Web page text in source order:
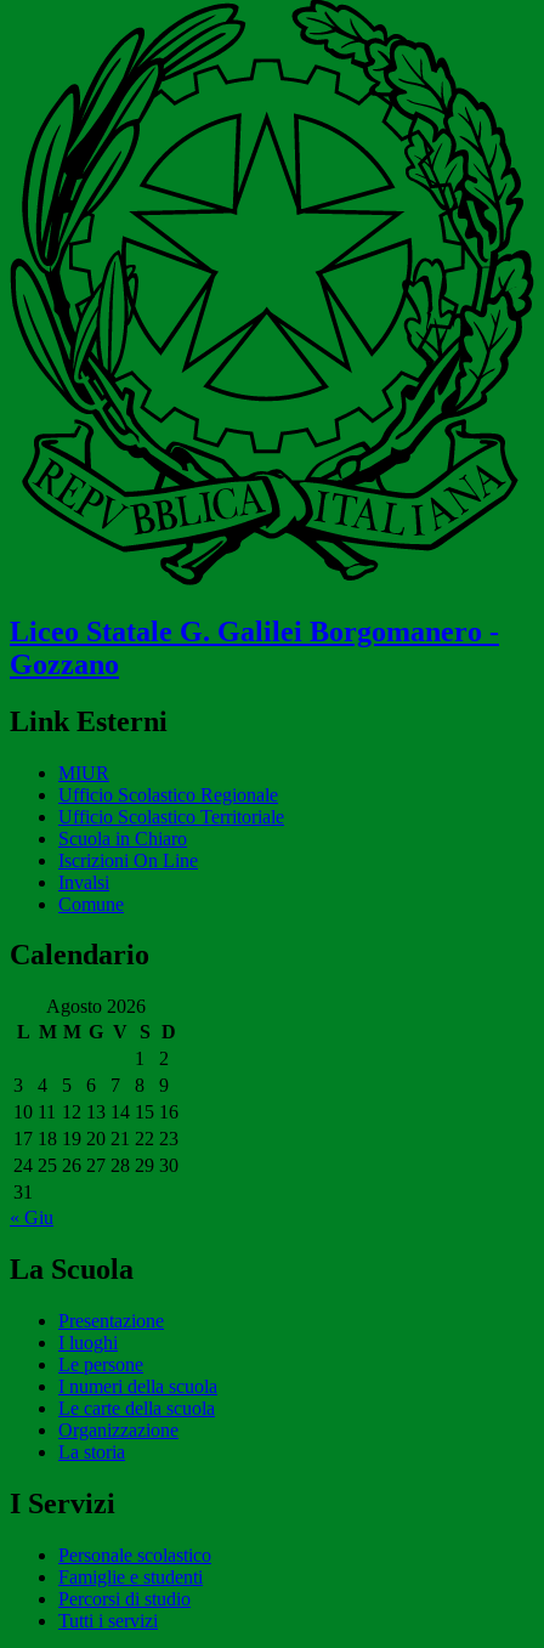
Liceo Statale G. Galilei Borgomanero -
Gozzano
Link Esterni
MIUR
Ufficio Scolastico Regionale
Ufficio Scolastico Territoriale
Scuola in Chiaro
Iscrizioni On Line
Invalsi
Comune
Calendario
Agosto 2026
L M M G V S D
1
2
3
4 5 6 7 8
9
10 11 12 13 14 15 16
17 18 19 20 21 22 23
24 25 26 27 28 29 30
31
« Giu
La Scuola
Presentazione
I luoghi
Le persone
I numeri della scuola
Le carte della scuola
Organizzazione
La storia
I Servizi
Personale scolastico
Famiglie e studenti
Percorsi di studio
Tutti i servizi